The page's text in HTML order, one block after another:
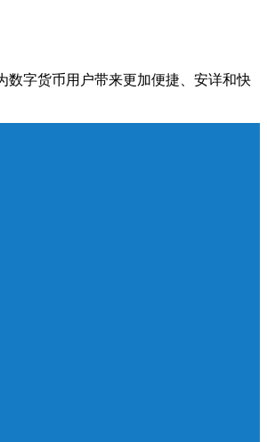
数字货币用户带来更加便捷、安详和快